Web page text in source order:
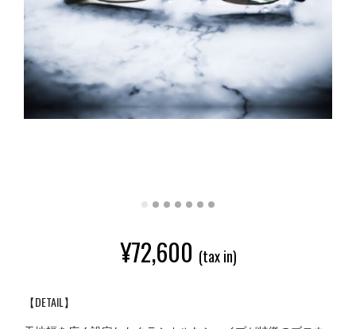
¥72,600 (tax in)
【DETAIL】